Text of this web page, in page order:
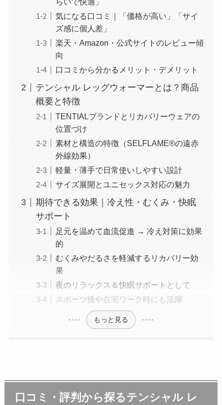
気になる口コミ｜「価格が高い」「サイ
ズ感に個人差」
楽天・Amazon・公式サイトのレビュー傾
向
口コミから分かるメリット・デメリット
テンシャル レッグウォーマーとは？商品
概要と特徴
TENTIALブランドとリカバリーウェアの
位置づけ
素材と構造の特徴（SELFLAME®の遠赤
外線効果）
軽量・薄手で日常使いしやすい設計
サイズ展開とユニセックス対応の魅力
期待できる効果｜冷え性・むくみ・快眠
サポート
足元を温めて血流促進 → 冷え対策に効果
的
むくみやだるさを軽減するリカバリー効
果
夜のリラックス＆快眠サポートとして
スポーツ後や在宅ワーク時にも活躍
もっと見る
口コミ・評判から探るテンシャル レ